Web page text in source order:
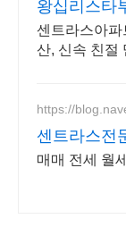
왕십리스타
센트라스아
산, 신속 친절
https://
센트라스전
매매 전세 월